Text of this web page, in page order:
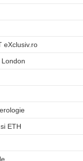
eXclusiv.ro
London
ETH